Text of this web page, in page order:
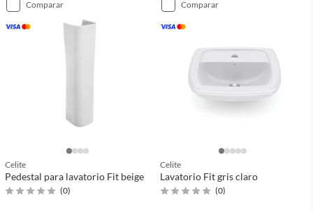
comparar
Celite
Pedestal para lavatorio Fit beige
(0)
comparar
Celite
Lavatorio Fit gris claro
(0)